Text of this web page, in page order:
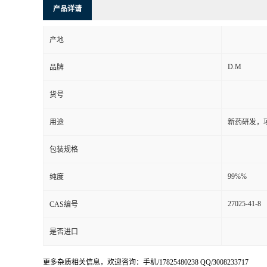
产品详请
产地
品牌 D.M
货号
用途 新药研发，
包装规格
纯度 99%%
CAS编号 27025-41-8
是否进口
更多杂质相关信息，欢迎咨询：手机/17825480238 QQ/3008233717